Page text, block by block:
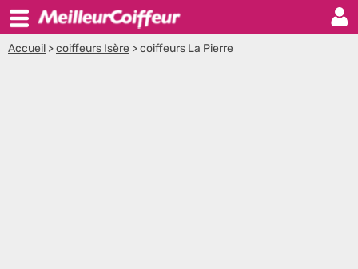
Accueil >coiffeurs Isère >coiffeurs La Pierre